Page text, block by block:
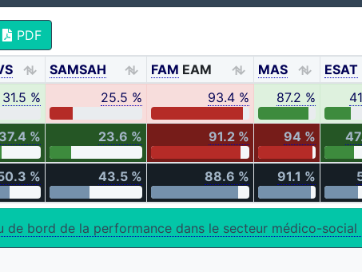
PDF
SAMSAH FAM EAM MAS ESAT
31.5 % 25.5 % 93.4 % 87.2 %
37.4 % 23.6 % 91.2 % 94 %
% 43.5 % 88.6 % 91.1 %
de bord de la performance dans le secteur médico-social